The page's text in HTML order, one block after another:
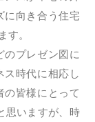
に向き合う住宅
す。
のプレゼン図に
ス時代に相応し
の皆様にとって
思いますが、時